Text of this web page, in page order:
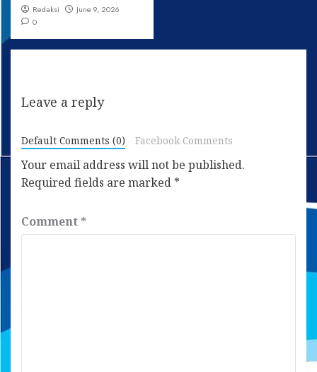
Redaksi
June 9, 2026
0
Leave a reply
Default Comments (0) Facebook Comments
Your email address will not be published.
Required fields are marked *
Comment *